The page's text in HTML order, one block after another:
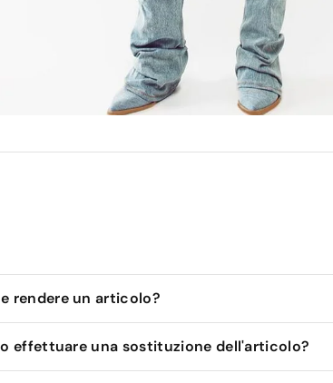
rendere un articolo?
effettuare una sostituzione dell'articolo?